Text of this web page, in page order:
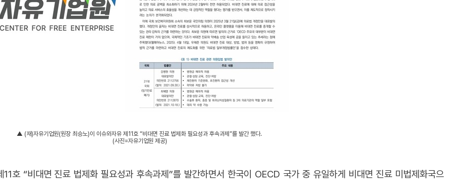
▲ (재)자유기업원(원장 최승노)이 이슈와자유 제11호 “비대면 진료 법제화 필요성과 후속과제”를 발간 했다.
(사진=자유기업원 제공)
호 “비대면 진료 법제화 필요성과 후속과제”를 발간하면서 한국이 OECD 국가 중 유일하게 비대면 진료 미법제화국으